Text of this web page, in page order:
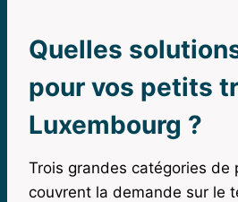
Quelles
pour vos petits
Luxembourg ?
Trois grandes catégories de
couvrent la demande sur le